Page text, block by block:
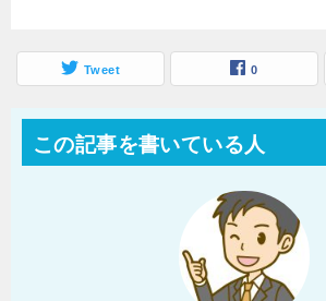
Tweet 0
この記事を書いている人